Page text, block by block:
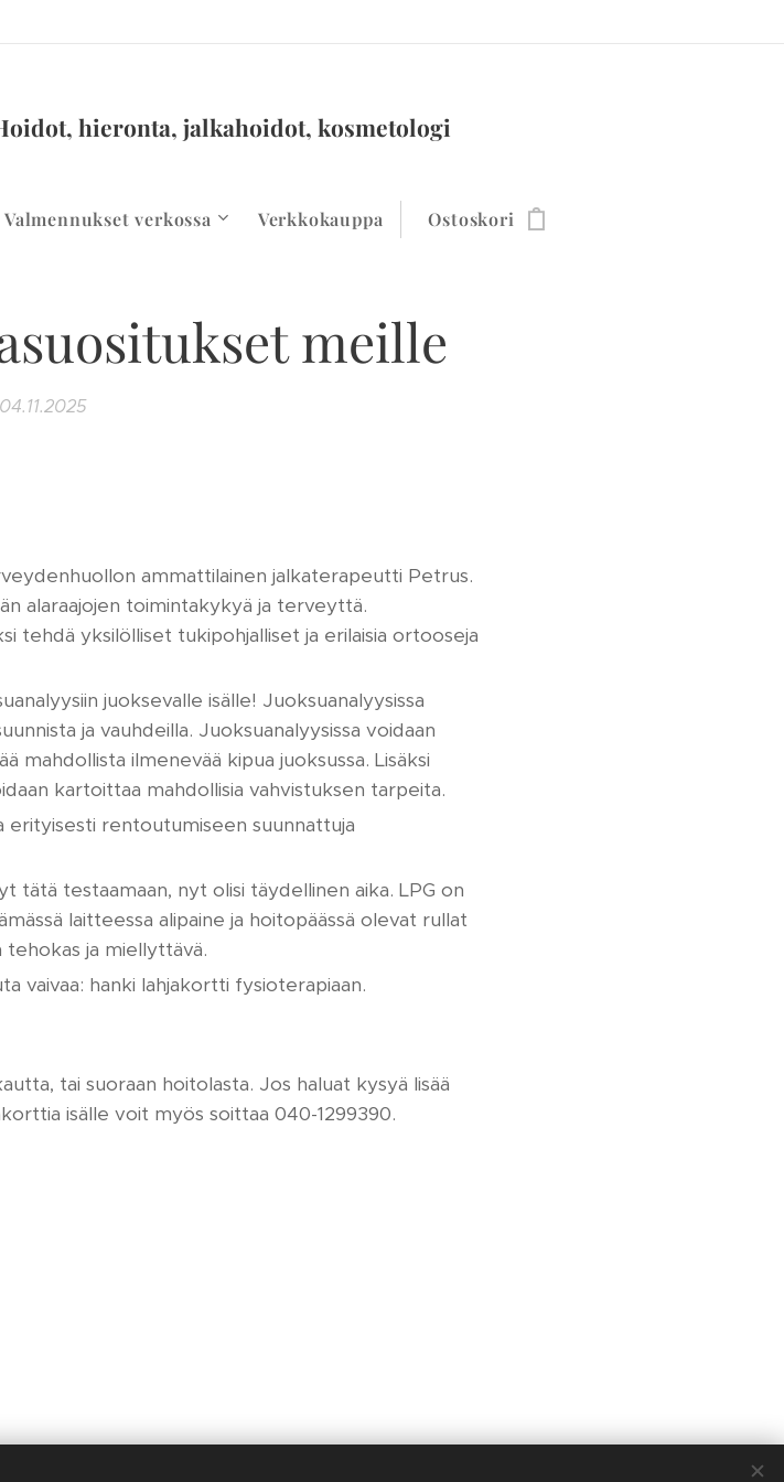
hieronta, jalkahoidot, kosmetologi
Valmennukset verkossa Verkkokauppa Ostoskori
meille
04.11.2025
ammattilainen jalkaterapeutti Petrus.
alaraajojen toimintakykyä ja terveyttä.
tehdä yksilölliset tukipohjalliset ja erilaisia ortooseja
juoksevalle isälle! Juoksuanalyysissa
ja vauhdeilla. Juoksuanalyysissa voidaan
mahdollista ilmenevää kipua juoksussa. Lisäksi
kartoittaa mahdollisia vahvistuksen tarpeita.
erityisesti rentoutumiseen suunnattuja
tätä testaamaan, nyt olisi täydellinen aika. LPG on
laitteessa alipaine ja hoitopäässä olevat rullat
ja miellyttävä.
vaivaa: hanki lahjakortti fysioterapiaan.
tai suoraan hoitolasta. Jos haluat kysyä lisää
isälle voit myös soittaa 040-1299390.